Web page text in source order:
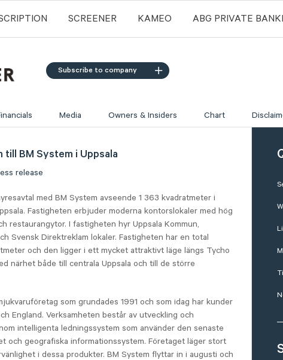
SCREENER KAMEO ABG PRIVATE
Subscribe to company
Media Owners & Insiders Chart
BM System i Uppsala
release
med BM System avseende 1 363 kvadratmeter i
Fastigheten erbjuder moderna kontorslokaler med hög
restaurangytor. I fastigheten hyr Uppsala Kommun,
Svensk Direktreklam lokaler. Fastigheten har en total
och den ligger i ett mycket attraktivt läge längs Tycho
närhet både till centrala Uppsala och till de större
som grundades 1991 och som idag har kunder
England. Verksamheten består av utveckling och
intelligenta ledningssystem som använder den senaste
och geografiska informationssystem. Företaget läger stort
i dessa produkter. BM System flyttar in i augusti och